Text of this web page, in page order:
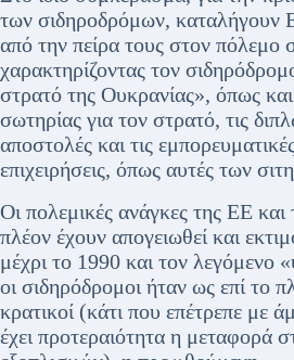
των σιδηροδρόμων,
από την πείρα τους στον πόλεμο
χαρακτηρίζοντας τον
στρατό της Ουκρανίας», όπως
σωτηρίας για τον στρατό, τις
αποστολές και τις
επιχειρήσεις, όπως αυτές των
Οι πολεμικές ανάγκες της ΕΕ
πλέον έχουν απογειωθεί και
μέχρι το 1990 και τον λεγόμενο
οι σιδηρόδρομοι ήταν ως επί το
κρατικοί (κάτι που επέτρεπε με
έχει προτεραιότητα η μεταφορά